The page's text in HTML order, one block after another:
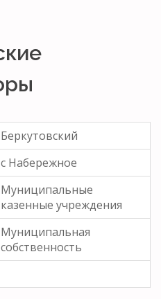
Беркутовский
с Набережное
Муниципальные
казенные учреждения
Муниципальная
собственность